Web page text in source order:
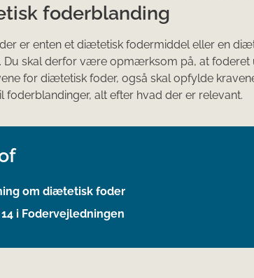
foderblanding
er enten et diætetisk fodermiddel eller en
Du skal derfor være opmærksom på, at foderet
for diætetisk foder, også skal opfylde
foderblandinger, alt efter hvad der er relevant.
om diætetisk foder
i Fodervejledningen